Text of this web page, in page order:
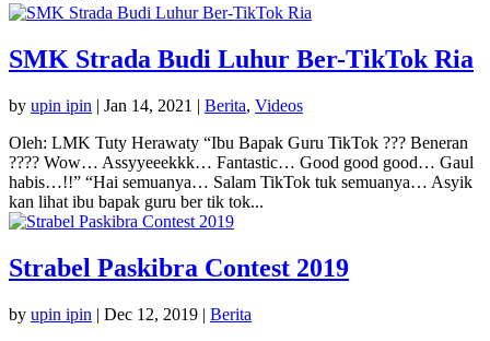
SMK Strada Budi Luhur Ber-TikTok Ria
by upin ipin | Jan 14, 2021 | Berita, Videos
Oleh: LMK Tuty Herawaty “Ibu Bapak Guru TikTok ??? Beneran
???? Wow… Assyyeeekkk… Fantastic… Good good good… Gaul
habis…!!” “Hai semuanya… Salam TikTok tuk semuanya… Asyik
kan lihat ibu bapak guru ber tik tok...
Strabel Paskibra Contest 2019
by upin ipin | Dec 12, 2019 | Berita